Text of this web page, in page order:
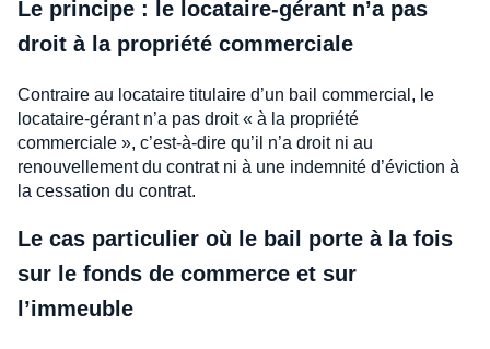
Le principe : le locataire-gérant n’a pas
droit à la propriété commerciale
Contraire au locataire titulaire d’un bail commercial, le
locataire-gérant n’a pas droit « à la propriété
commerciale », c’est-à-dire qu’il n’a droit ni au
renouvellement du contrat ni à une indemnité d’éviction à
la cessation du contrat.
Le cas particulier où le bail porte à la fois
sur le fonds de commerce et sur
l’immeuble